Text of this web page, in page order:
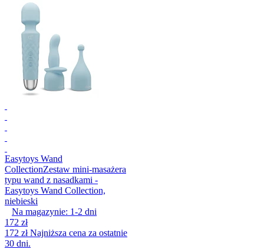
Easytoys Wand
CollectionZestaw mini-masażera
typu wand z nasadkami -
Easytoys Wand Collection,
niebieski
Na magazynie: 1-2 dni
172 zł
172 złNajniższa cena za ostatnie
30 dni.